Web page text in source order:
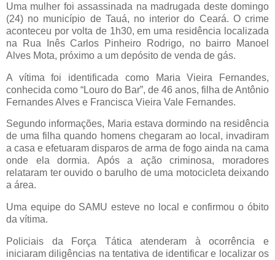
Uma mulher foi assassinada na madrugada deste domingo
(24) no município de Tauá, no interior do Ceará. O crime
aconteceu por volta de 1h30, em uma residência localizada
na Rua Inês Carlos Pinheiro Rodrigo, no bairro Manoel
Alves Mota, próximo a um depósito de venda de gás.
A vítima foi identificada como Maria Vieira Fernandes,
conhecida como “Louro do Bar”, de 46 anos, filha de Antônio
Fernandes Alves e Francisca Vieira Vale Fernandes.
Segundo informações, Maria estava dormindo na residência
de uma filha quando homens chegaram ao local, invadiram
a casa e efetuaram disparos de arma de fogo ainda na cama
onde ela dormia. Após a ação criminosa, moradores
relataram ter ouvido o barulho de uma motocicleta deixando
a área.
Uma equipe do SAMU esteve no local e confirmou o óbito
da vítima.
Policiais da Força Tática atenderam à ocorrência e
iniciaram diligências na tentativa de identificar e localizar os